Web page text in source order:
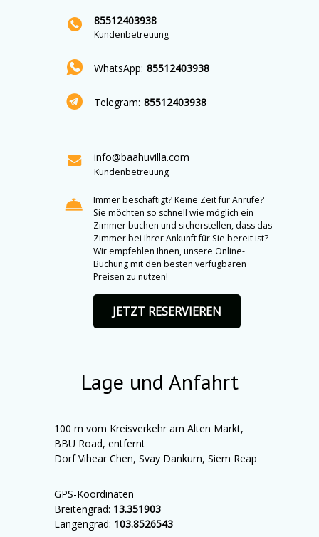
85512403938
Kundenbetreuung
WhatsApp: 85512403938
Telegram: 85512403938
info@baahuvilla.com
Kundenbetreuung
Immer beschäftigt? Keine Zeit für Anrufe?
Sie möchten so schnell wie möglich ein
Zimmer buchen und sicherstellen, dass das
Zimmer bei Ihrer Ankunft für Sie bereit ist?
Wir empfehlen Ihnen, unsere Online-
Buchung mit den besten verfügbaren
Preisen zu nutzen!
JETZT RESERVIEREN
Lage und Anfahrt
100 m vom Kreisverkehr am Alten Markt,
BBU Road, entfernt
Dorf Vihear Chen, Svay Dankum, Siem Reap
GPS-Koordinaten
Breitengrad: 13.351903
Längengrad: 103.8526543